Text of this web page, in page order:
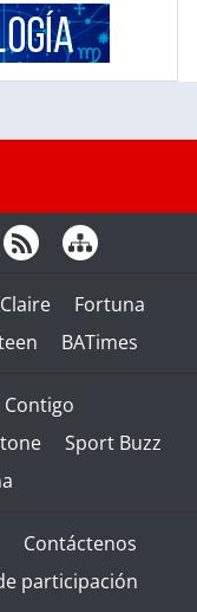
Fortuna
BATimes
Contigo
Sport Buzz
Contáctenos
participación